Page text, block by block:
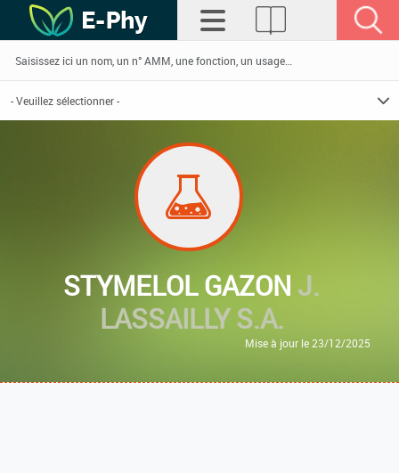
STYMELOL GAZON J.
LASSAILLY S.A.
Mise à jour le 23/12/2025